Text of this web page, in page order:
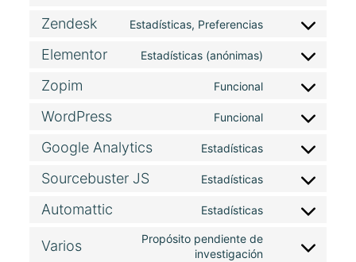
service
Zendesk Estadísticas, Preferencias
Consent
service
Elementor Estadísticas (anónimas)
Consent
service
Zopim Funcional
Consent
service
WordPress Funcional
Consent
service
Google Analytics Estadísticas
Consent
service
analytics
Sourcebuster JS Estadísticas
Consent
service
Automattic Estadísticas
Consent
service
Varios
Propósito pendiente de
investigación
Consent